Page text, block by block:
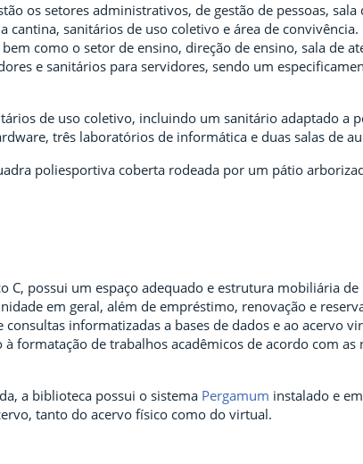
os setores administrativos, de gestão de pessoas,
cantina, sanitários de uso coletivo e área de
bem como o setor de ensino, direção de ensino, sala de
e sanitários para servidores, sendo um
de uso coletivo, incluindo um sanitário adaptado a
três laboratórios de informática e duas salas de
poliesportiva coberta rodeada por um pátio
C, possui um espaço adequado e estrutura mobiliária
em geral, além de empréstimo, renovação e
informatizadas a bases de dados e ao acervo
formatação de trabalhos acadêmicos de acordo com
a biblioteca possui o sistema Pergamum instalado e
tanto do acervo físico como do virtual.